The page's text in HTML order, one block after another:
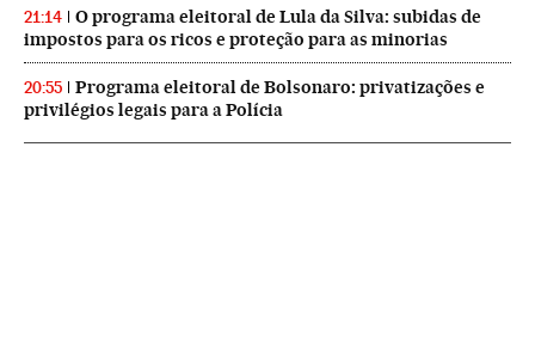
21:14
O programa eleitoral de Lula da Silva: subidas de
impostos para os ricos e proteção para as minorias
20:55
Programa eleitoral de Bolsonaro: privatizações e
privilégios legais para a Polícia